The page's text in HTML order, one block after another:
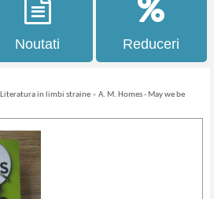
Noutati Reduceri
Literatura in limbi straine »A. M. Homes - May we be